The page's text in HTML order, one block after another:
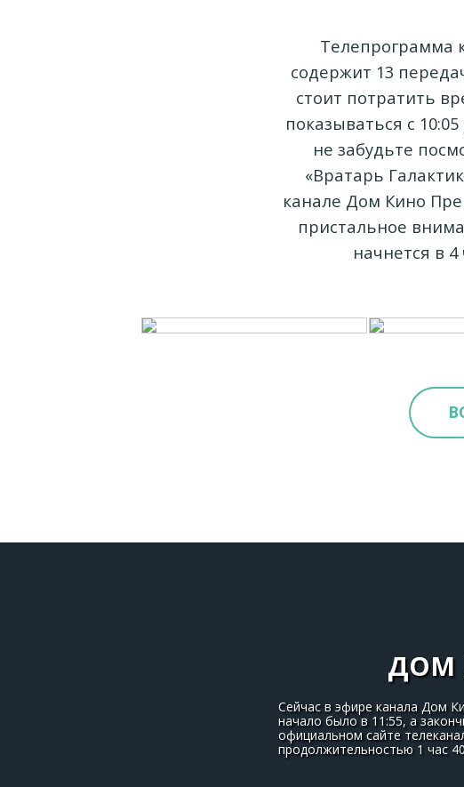
Телепрограмма
содержит 13
стоит потратить
показываться с
не забудьте
«Вратарь
канале Дом Кино
пристальное
начнется в
ДОМ
Сейчас в эфире канала Дом
начало было в 11:55, а
официальном сайте
продолжительностью 1 час